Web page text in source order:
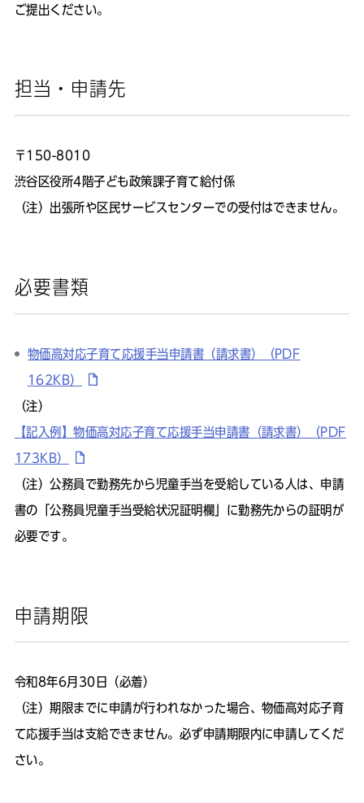
ご提出ください。
担当・申請先
〒150-8010
渋谷区役所4階子ども政策課子育て給付係
（注）出張所や区民サービスセンターでの受付はできません。
必要書類
物価高対応子育て応援手当申請書（請求書）（PDF
162KB）
（注）
【記入例】物価高対応子育て応援手当申請書（請求書）（PDF
173KB）
（注）公務員で勤務先から児童手当を受給している人は、申請
書の「公務員児童手当受給状況証明欄」に勤務先からの証明が
必要です。
申請期限
令和8年6月30日（必着）
（注）期限までに申請が行われなかった場合、物価高対応子育
て応援手当は支給できません。必ず申請期限内に申請してくだ
さい。